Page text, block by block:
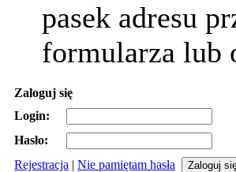
pasek adresu
formularza lub
Zaloguj się
Login:
Hasło:
Rejestracja | Nie pamiętam hasła